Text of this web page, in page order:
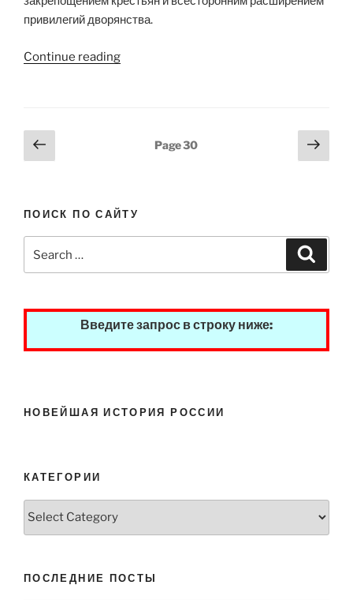
привилегий дворянства.
Continue reading“Екатерина
Posts
pagination
Previous
page
Page30
Next
page
ПОИСК ПО САЙТУ
for:
Введите запрос в строку ниже:
НОВЕЙШАЯ ИСТОРИЯ РОССИИ
КАТЕГОРИИ
ПОСЛЕДНИЕ ПОСТЫ